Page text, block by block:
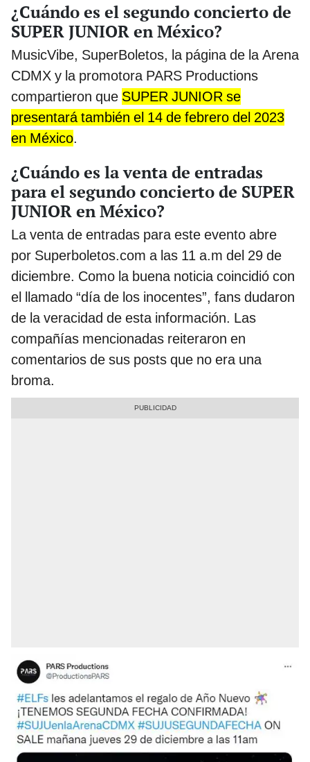
¿Cuándo es el segundo concierto de
SUPER JUNIOR en México?
MusicVibe, SuperBoletos, la página de la Arena
CDMX y la promotora PARS Productions
compartieron que SUPER JUNIOR se
presentará también el 14 de febrero del 2023
en México.
¿Cuándo es la venta de entradas
para el segundo concierto de SUPER
JUNIOR en México?
La venta de entradas para este evento abre
por Superboletos.com a las 11 a.m del 29 de
diciembre. Como la buena noticia coincidió con
el llamado “día de los inocentes”, fans dudaron
de la veracidad de esta información. Las
compañías mencionadas reiteraron en
comentarios de sus posts que no era una
broma.